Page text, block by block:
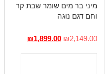
מיני בר מים שומר שבת קר
וחם דגם נוגה
₪2,149.00
₪1,899.00